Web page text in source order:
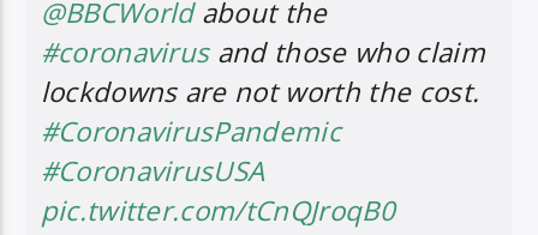
@BBCWorldabout the
#coronavirusand those who claim
lockdowns are not worth the cost.
#CoronavirusPandemic
#CoronavirusUSA
pic.twitter.com/tCnQJroqB0